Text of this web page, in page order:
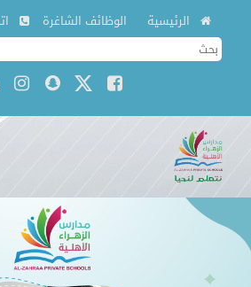
الرئيسية الوظائف الشاغرة